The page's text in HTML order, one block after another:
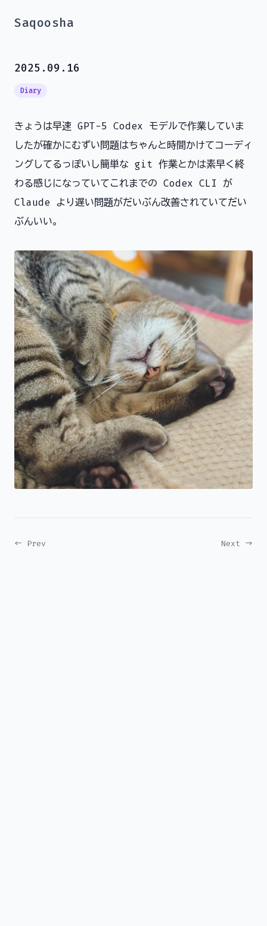
Saqoosha
2025.09.16
Diary
きょうは早速 GPT-5 Codex モデルで作業していま
したが確かにむずい問題はちゃんと時間かけてコーディ
ングしてるっぽいし簡単な git 作業とかは素早く終
わる感じになっていてこれまでの Codex CLI が
Claude より遅い問題がだいぶん改善されていてだい
ぶんいい。
← Prev Next →